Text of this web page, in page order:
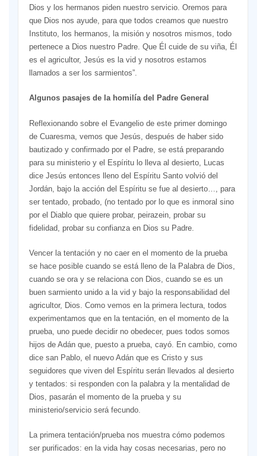
Dios y los hermanos piden nuestro servicio. Oremos para
que Dios nos ayude, para que todos creamos que nuestro
Instituto, los hermanos, la misión y nosotros mismos, todo
pertenece a Dios nuestro Padre. Que Él cuide de su viña, Él
es el agricultor, Jesús es la vid y nosotros estamos
llamados a ser los sarmientos”.
Algunos pasajes de la homilía del Padre General
Reflexionando sobre el Evangelio de este primer domingo
de Cuaresma, vemos que Jesús, después de haber sido
bautizado y confirmado por el Padre, se está preparando
para su ministerio y el Espíritu lo lleva al desierto, Lucas
dice Jesús entonces lleno del Espíritu Santo volvió del
Jordán, bajo la acción del Espíritu se fue al desierto…, para
ser tentado, probado, (no tentado por lo que es inmoral sino
por el Diablo que quiere probar, peirazein, probar su
fidelidad, probar su confianza en Dios su Padre.
Vencer la tentación y no caer en el momento de la prueba
se hace posible cuando se está lleno de la Palabra de Dios,
cuando se ora y se relaciona con Dios, cuando se es un
buen sarmiento unido a la vid y bajo la responsabilidad del
agricultor, Dios. Como vemos en la primera lectura, todos
experimentamos que en la tentación, en el momento de la
prueba, uno puede decidir no obedecer, pues todos somos
hijos de Adán que, puesto a prueba, cayó. En cambio, como
dice san Pablo, el nuevo Adán que es Cristo y sus
seguidores que viven del Espíritu serán llevados al desierto
y tentados: si responden con la palabra y la mentalidad de
Dios, pasarán el momento de la prueba y su
ministerio/servicio será fecundo.
La primera tentación/prueba nos muestra cómo podemos
ser purificados: en la vida hay cosas necesarias, pero no